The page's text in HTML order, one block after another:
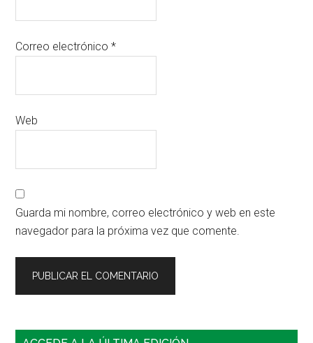
Correo electrónico*
Web
Guarda mi nombre, correo electrónico y web en este
navegador para la próxima vez que comente.